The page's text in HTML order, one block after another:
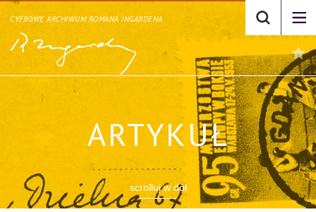
CYFROWE ARCHIWUM ROMANA INGARDENA
ARTYKUŁ
scrolluj w dół